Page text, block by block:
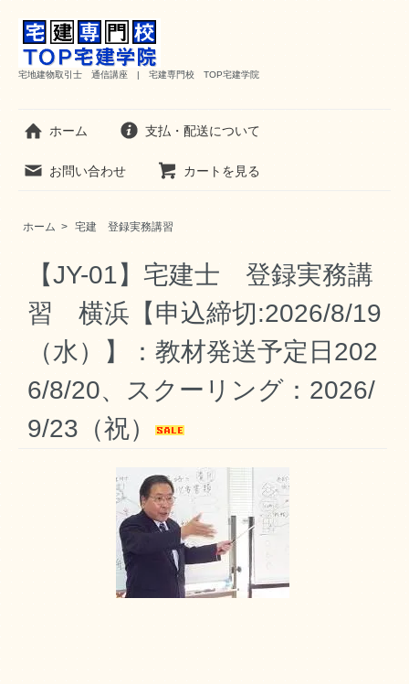
宅地建物取引士 通信講座 | 宅建専門校 TOP宅建学院
ホーム 支払・配送について
お問い合わせ カートを見る
ホーム > 宅建 登録実務講習
【JY-01】宅建士 登録実務講
習 横浜【申込締切:2026/8/19
（水）】：教材発送予定日202
6/8/20、スクーリング：2026/
9/23（祝）